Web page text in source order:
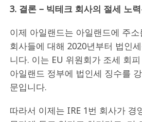
3. 결론 – 빅테크 회사의 절세 노
이제 아일랜드는 아일랜드에 주
회사들에 대해 2020년부터 법인
니다. 이는 EU 위원회가 조세 회
아일랜드 정부에 법인세 징수를
문입니다.
따라서 이제는 IRE 1번 회사가 경